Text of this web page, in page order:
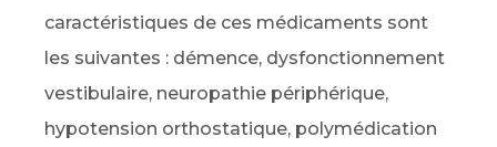
caractéristiques de ces médicaments sont
les suivantes : démence, dysfonctionnement
vestibulaire, neuropathie périphérique,
hypotension orthostatique, polymédication